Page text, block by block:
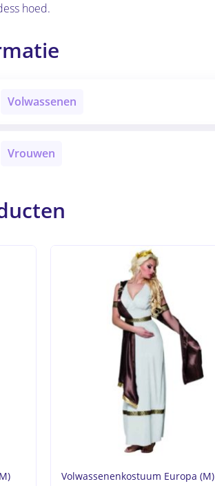
hoed.
Volwassenen
Vrouwen
Volwassenenkostuum Europa (M)